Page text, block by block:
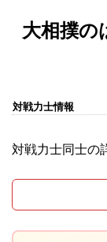
大相撲の
対戦力士情報
対戦力士同士の